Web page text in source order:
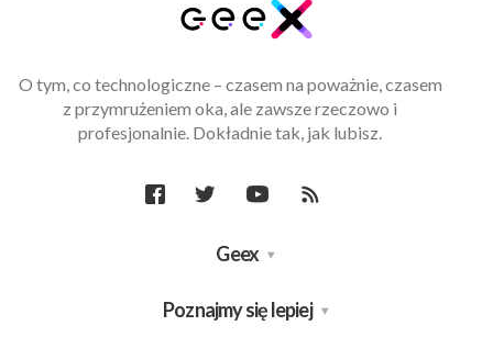
O tym, co technologiczne – czasem na poważnie, czasem
z przymrużeniem oka, ale zawsze rzeczowo i
profesjonalnie. Dokładnie tak, jak lubisz.
Geex
Poznajmy się lepiej